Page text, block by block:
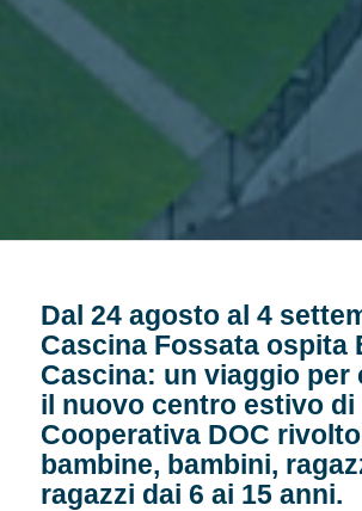
Dal 24 agosto al 4
Cascina Fossata ospita
Cascina: un viaggio per
il nuovo centro estivo di
Cooperativa DOC
bambine, bambini,
ragazzi dai 6 ai 15 anni.